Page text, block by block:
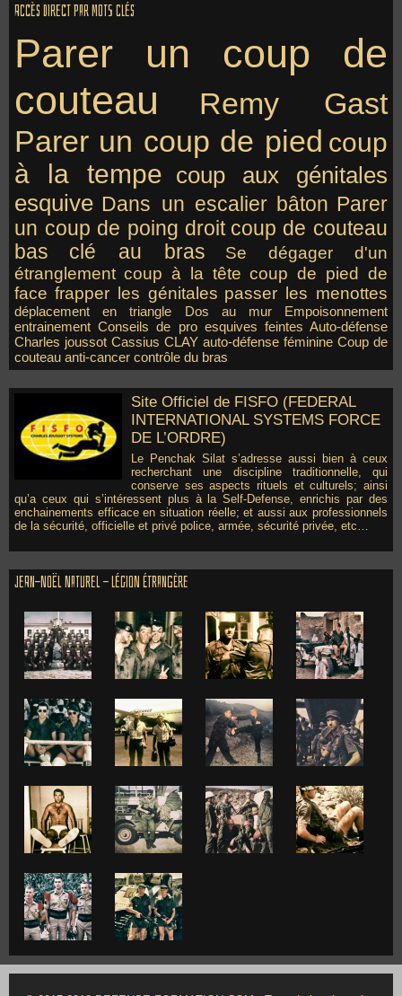
Accès direct par mots clés
Parer un coup de
couteau
Remy Gast
Parer un coup de pied coup
à la tempe coup aux génitales
esquive Dans un escalier bâton Parer
un coup de poing droit coup de couteau
bas
clé au bras
Se dégager d'un
étranglement coup à la tête coup de pied de
face frapper les génitales passer les menottes
déplacement en triangle Dos au mur
Empoisonnement
entrainement Conseils de pro esquives feintes Auto-défense
Charles joussot Cassius CLAY auto-défense féminine Coup de
couteau anti-cancer contrôle du bras
Site Officiel de FISFO (FEDERAL
INTERNATIONAL SYSTEMS FORCE
DE L’ORDRE)
Le Penchak Silat s’adresse aussi bien à ceux
recherchant une discipline traditionnelle, qui
conserve ses aspects rituels et culturels; ainsi
qu’a ceux qui s’intéressent plus à la Self-Defense, enrichis par des
enchainements efficace en situation réelle; et aussi aux professionnels
de la sécurité, officielle et privé police, armée, sécurité privée, etc…
Jean-Noël Naturel - Légion Étrangère